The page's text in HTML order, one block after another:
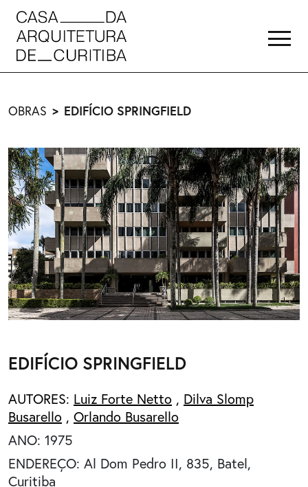
OBRAS EDIFÍCIO SPRINGFIELD
EDIFÍCIO SPRINGFIELD
AUTORES: Luiz Forte Netto , Dilva Slomp
Busarello , Orlando Busarello
ANO: 1975
ENDEREÇO: Al Dom Pedro II, 835, Batel,
Curitiba